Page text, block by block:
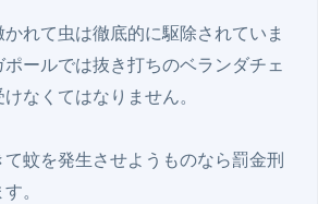
れて虫は徹底的に駆除されていま
ールでは抜き打ちのベランダチェ
なくてはなりません。
蚊を発生させようものなら罰金刑
。